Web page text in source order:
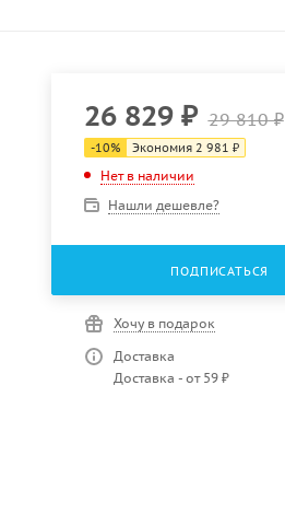
26 829₽ 29 810₽
-10% Экономия 2 981 ₽
Нет в наличии
Нашли дешевле?
ПОДПИСАТЬСЯ
Хочу в подарок
Доставка
Доставка - от 59 ₽